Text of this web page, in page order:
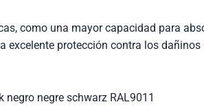
como una mayor capacidad para
protección contra los